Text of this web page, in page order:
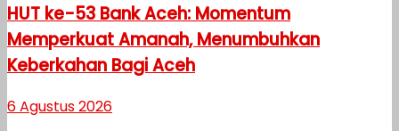
HUT ke-53 Bank Aceh: Momentum
Memperkuat Amanah, Menumbuhkan
Keberkahan Bagi Aceh
6 Agustus 2026